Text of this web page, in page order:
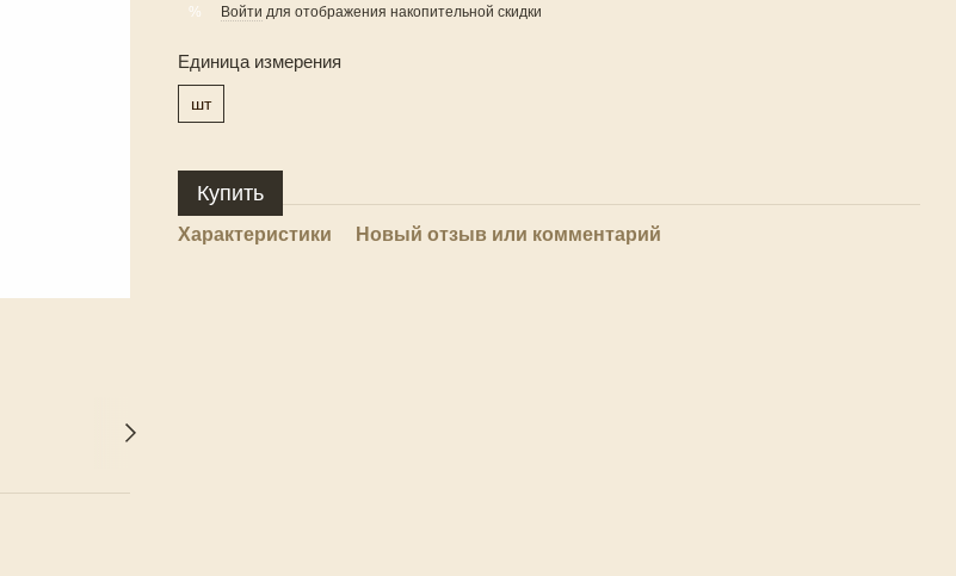
% Войти для отображения накопительной скидки
Единица измерения
шт
Купить
Характеристики Новый отзыв или комментарий